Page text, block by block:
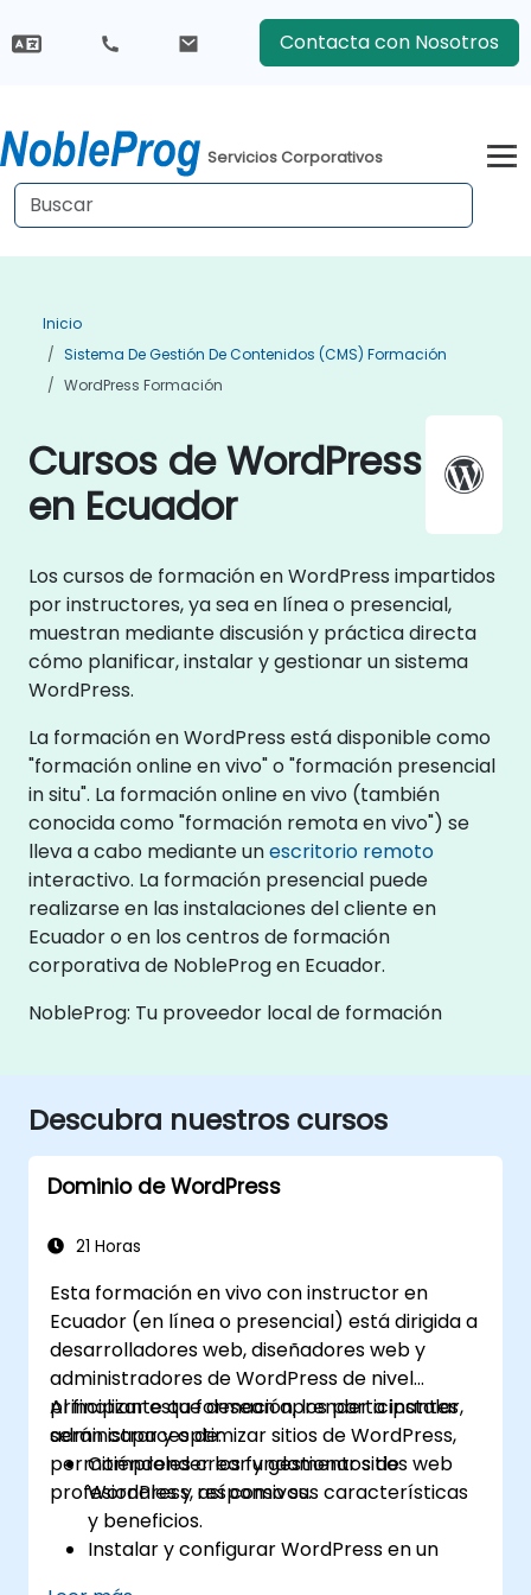
Contacta con Nosotros
Servicios Corporativos
Inicio
Sistema De Gestión De Contenidos (CMS) Formación
WordPress Formación
Cursos de WordPress
en Ecuador
Los cursos de formación en WordPress impartidos
por instructores, ya sea en línea o presencial,
muestran mediante discusión y práctica directa
cómo planificar, instalar y gestionar un sistema
WordPress.
La formación en WordPress está disponible como
"formación online en vivo" o "formación presencial
in situ". La formación online en vivo (también
conocida como "formación remota en vivo") se
lleva a cabo mediante unescritorio remoto
interactivo. La formación presencial puede
realizarse en las instalaciones del cliente en
Ecuador o en los centros de formación
corporativa de NobleProg en Ecuador.
NobleProg: Tu proveedor local de formación
Descubra nuestros cursos
Dominio de WordPress
21 Horas
Esta formación en vivo con instructor en
Ecuador (en línea o presencial) está dirigida a
desarrolladores web, diseñadores web y
administradores de WordPress de nivel
principiante que desean aprender a instalar,
administrar y optimizar sitios de WordPress,
permitiéndoles crear y gestionar sitios web
profesionales y responsivos.
Al finalizar esta formación, los participantes
serán capaces de:
Comprender los fundamentos de
WordPress, así como sus características
y beneficios.
Instalar y configurar WordPress en un